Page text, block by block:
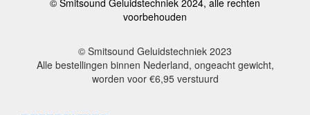
© Smitsound Geluidstechniek 2024, alle rechten
voorbehouden
© Smitsound Geluidstechniek 2023
Alle bestellingen binnen Nederland, ongeacht gewicht,
worden voor €6,95 verstuurd